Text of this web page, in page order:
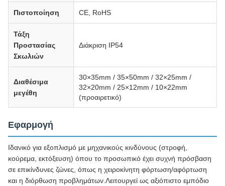
Πιστοποίηση CE, RoHS
Τάξη
Προστασίας
Σκωλιών
Διάκριση IP54
Διαθέσιμα
μεγέθη
30×35mm / 35×50mm / 32×25mm /
32×20mm / 25×12mm / 10×22mm
(προαιρετικό)
Εφαρμογή
Ιδανικό για εξοπλισμό με μηχανικούς κινδύνους (στροφή,
κούρεμα, εκτόξευση) όπου το προσωπικό έχει συχνή πρόσβαση
σε επικίνδυνες ζώνες, όπως η χειροκίνητη φόρτωση/αφόρτωση
και η διόρθωση προβλημάτων.Λειτουργεί ως αξιόπιστο εμπόδιο